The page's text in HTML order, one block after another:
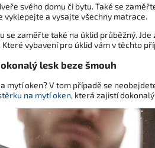
svého domu či bytu. Také se
a vysajte všechny matrace.
se zaměřte také na úklid průběžný.
vybavení pro úklid vám v těchto
lesk beze šmouh
mytí oken? V tom případě se
na mytí oken, která zajistí